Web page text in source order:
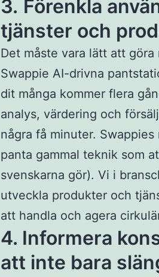
3. Förenkla
tjänster och
Det måste vara lätt att
Swappie AI-drivna
dit många kommer flera
analys, värdering och
några få minuter.
panta gammal teknik som
svenskarna gör). Vi i
utveckla produkter och
att handla och agera
4. Informera
att inte bara